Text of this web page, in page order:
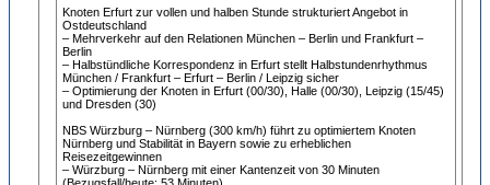
Knoten Erfurt zur vollen und halben Stunde strukturiert Angebot in
Ostdeutschland
– Mehrverkehr auf den Relationen München – Berlin und Frankfurt –
Berlin
– Halbstündliche Korrespondenz in Erfurt stellt Halbstundenrhythmus
München / Frankfurt – Erfurt – Berlin / Leipzig sicher
– Optimierung der Knoten in Erfurt (00/30), Halle (00/30), Leipzig (15/45)
und Dresden (30)
NBS Würzburg – Nürnberg (300 km/h) führt zu optimiertem Knoten
Nürnberg und Stabilität in Bayern sowie zu erheblichen
Reisezeitgewinnen
– Würzburg – Nürnberg mit einer Kantenzeit von 30 Minuten